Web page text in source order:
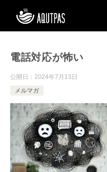
電話対応が怖い
公開日： 2024年7月13日
メルマガ